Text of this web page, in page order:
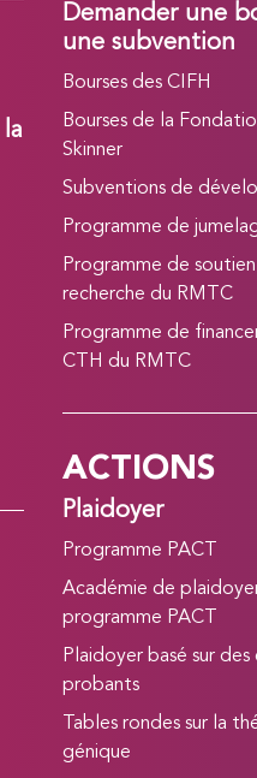
Demander une
une subvention
Bourses des CIFH
Bourses de la
Skinner
Subventions de
Programme de
Programme de soutien
recherche du RMTC
Programme de
CTH du RMTC
ACTIONS
Plaidoyer
Programme PACT
Académie de
programme PACT
Plaidoyer basé sur
probants
Tables rondes sur la
génique